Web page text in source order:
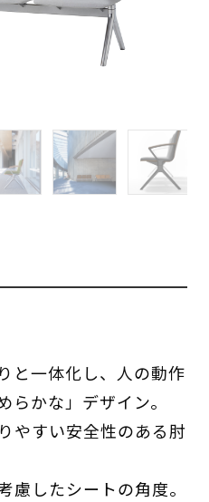
と一体化し、人の動作
らかな」デザイン。
やすい安全性のある肘
慮したシートの角度。